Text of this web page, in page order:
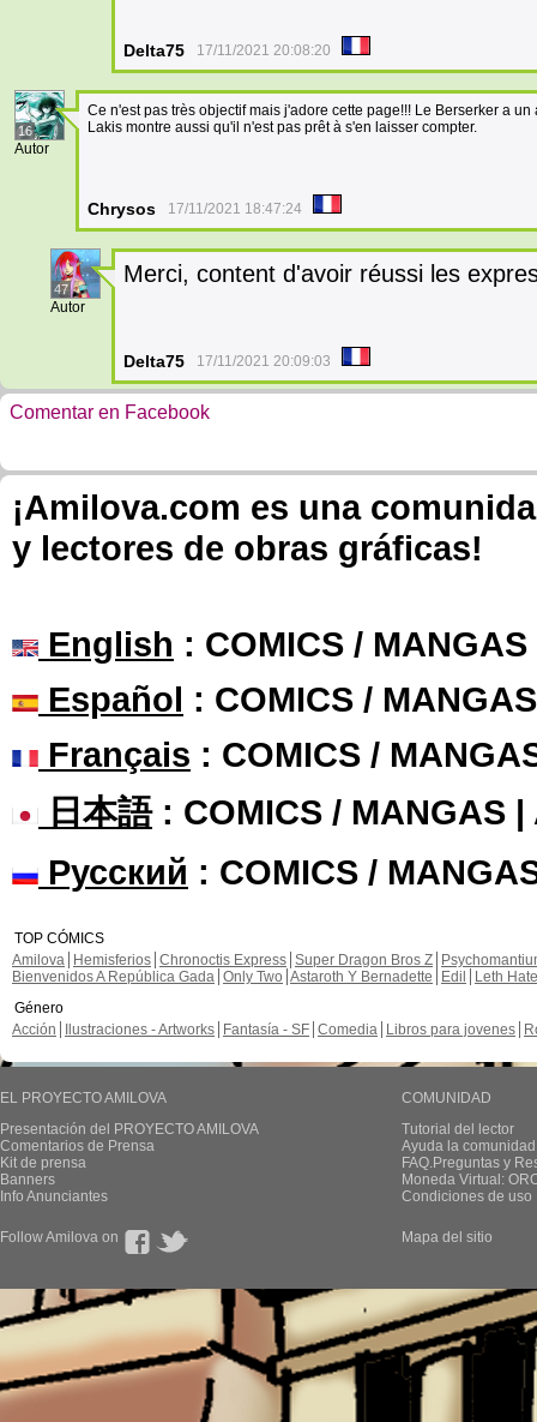
Delta75 17/11/2021 20:08:20
16
Autor
Ce n'est pas très objectif mais j'adore cette page!!! Le Berserker a
Lakis montre aussi qu'il n'est pas prêt à s'en laisser compter.
Chrysos 17/11/2021 18:47:24
47
Autor
Merci, content d'avoir réussi les
Delta75 17/11/2021 20:09:03
Comentar en Facebook
¡Amilova.com es una
y lectores de obras gráficas!
English : COMICS /
Español : COMICS /
Français : COMICS /
日本語: COMICS / MANGAS |
Русский : COMICS /
TOP CÓMICS
Amilova
Hemisferios Chronoctis Express Super Dragon Bros Z
Bienvenidos A República Gada Only Two Astaroth Y Bernadette Edil
Leth Hate
Género
Acción
Ilustraciones - Artworks Fantasía - SF Comedia Libros para jovenes
EL PROYECTO AMILOVA
Presentación del PROYECTO AMILOVA
Comentarios de Prensa
Kit de prensa
Banners
Info Anunciantes
COMUNIDAD
Tutorial del lector
Ayuda la
FAQ.Preguntas y
Moneda Virtual:
Condiciones de uso
Follow Amilova on Mapa del sitio